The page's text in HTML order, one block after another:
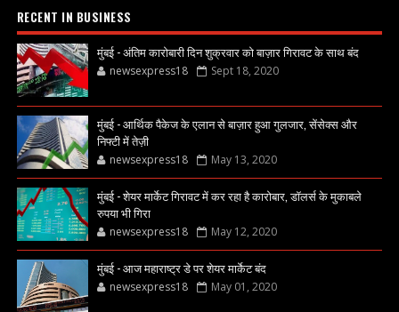
RECENT IN BUSINESS
मुंबई - अंतिम कारोबारी दिन शुक्रवार को बाज़ार गिरावट के साथ बंद
newsexpress18 Sept 18, 2020
मुंबई - आर्थिक पैकेज के एलान से बाज़ार हुआ गुलजार, सेंसेक्स और
निफ्टी में तेज़ी
newsexpress18 May 13, 2020
मुंबई - शेयर मार्केट गिरावट में कर रहा है कारोबार, डॉलर्स के मुकाबले
रुपया भी गिरा
newsexpress18 May 12, 2020
मुंबई - आज महाराष्ट्र डे पर शेयर मार्केट बंद
newsexpress18 May 01, 2020